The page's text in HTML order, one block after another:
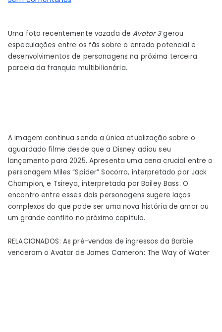
set
de
Avatar
3
envolvendo
aranha
Uma foto recentemente vazada deAvatar 3gerou
especulações entre os fãs sobre o enredo potencial e
desenvolvimentos de personagens na próxima terceira
parcela da franquia multibilionária.
A imagem continua sendo a única atualização sobre o
aguardado filme desde que a Disney adiou seu
lançamento para 2025. Apresenta uma cena crucial entre o
personagem Miles “Spider” Socorro, interpretado por Jack
Champion, e Tsireya, interpretada por Bailey Bass. O
encontro entre esses dois personagens sugere laços
complexos do que pode ser uma nova história de amor ou
um grande conflito no próximo capítulo.
RELACIONADOS: As pré-vendas de ingressos da Barbie
venceram o Avatar de James Cameron: The Way of Water